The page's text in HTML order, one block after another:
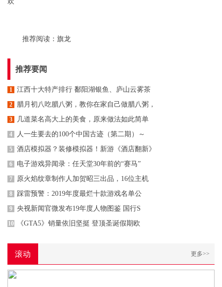
推荐阅读： 旗龙
推荐要闻
1 江西十大特产排行 鄱阳湖银鱼、庐山云雾茶
2 腊月初八吃腊八粥，教你在家自己做腊八粥，
3 几道菜名高大上的美食，原来做法如此简单
4 人一生要去的100个中国古迹（第二期）～
5 酒店模拟器？装修模拟器！新游《酒店翻新》
6 电子游戏异闻录：任天堂30年前的“赛马”
7 原火焰纹章制作人加贺昭三出品，16位主机
8 踩雷预警：2019年度最烂十款游戏名单公
9 央视新闻官微发布19年度人物图鉴 国行S
10 《GTA5》销量依旧坚挺 登顶圣诞假期欧
滚动 更多>>